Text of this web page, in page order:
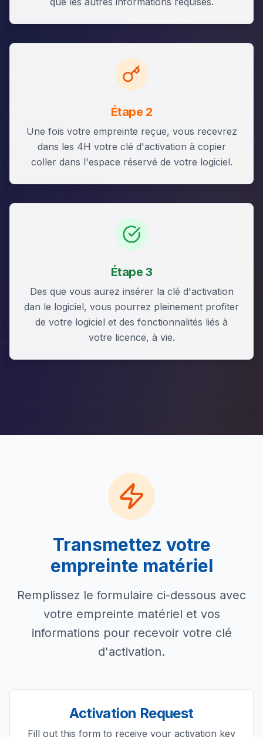
Étape 2
Une fois votre empreinte reçue, vous recevrez
dans les 4H votre clé d'activation à copier
coller dans l'espace réservé de votre logiciel.
Étape 3
Des que vous aurez insérer la clé d'activation
dan le logiciel, vous pourrez pleinement profiter
de votre logiciel et des fonctionnalités liés à
votre licence, à vie.
Transmettez votre
empreinte matériel
Remplissez le formulaire ci-dessous avec
votre empreinte matériel et vos
informations pour recevoir votre clé
d'activation.
Activation Request
Fill out this form to receive your activation key